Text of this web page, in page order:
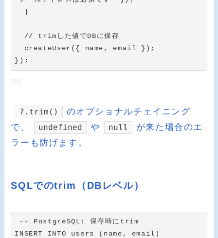
}
// trimした値でDBに保存
createUser ( { name , email } ) ;
} ) ;
?.trim()
のオプショナルチェイニング
で、
undefined や null
が来た場合のエ
ラーも防げます。
SQLでのtrim（DBレベル）
-- PostgreSQL: 保存時にtrim
INSERT
INTO users ( name , email )